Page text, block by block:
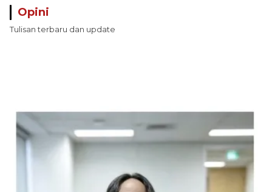
Opini
Tulisan terbaru dan update